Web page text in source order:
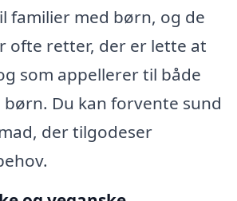
familier med børn, og de
ofte retter, der er lette at
som appellerer til både
børn. Du kan forvente sund
der tilgodeser